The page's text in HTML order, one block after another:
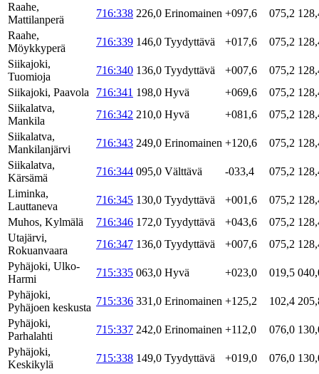
Raahe,
Mattilanperä
716:338 226,0 Erinomainen +097,6 075,2
Raahe,
Möykkyperä
716:339 146,0 Tyydyttävä +017,6 075,2
Siikajoki,
Tuomioja
716:340 136,0 Tyydyttävä +007,6 075,2
Siikajoki, Paavola
716:341 198,0 Hyvä +069,6 075,2
Siikalatva,
Mankila
716:342 210,0 Hyvä +081,6 075,2
Siikalatva,
Mankilanjärvi
716:343 249,0 Erinomainen +120,6 075,2
Siikalatva,
Kärsämä
716:344 095,0 Välttävä -033,4 075,2
Liminka,
Lauttaneva
716:345 130,0 Tyydyttävä +001,6 075,2
Muhos, Kylmälä
716:346 172,0 Tyydyttävä +043,6 075,2
Utajärvi,
Rokuanvaara
716:347 136,0 Tyydyttävä +007,6 075,2
Pyhäjoki, Ulko-
Harmi
715:335 063,0 Hyvä +023,0 019,5
Pyhäjoki,
Pyhäjoen keskusta
715:336 331,0 Erinomainen +125,2 102,4
Pyhäjoki,
Parhalahti
715:337 242,0 Erinomainen +112,0 076,0
Pyhäjoki,
Keskikylä
715:338 149,0 Tyydyttävä +019,0 076,0